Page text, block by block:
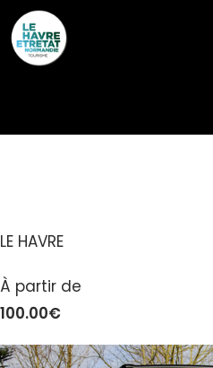
LE HAVRE
À partir de
100.00€
Cookies management panel